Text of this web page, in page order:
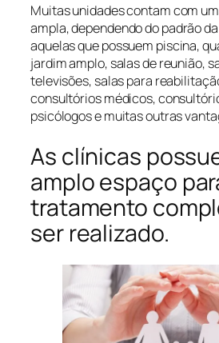
Muitas unidades contam com
ampla, dependendo do padrão
aquelas que possuem piscina,
jardim amplo, salas de reunião,
televisões, salas para
consultórios médicos,
psicólogos e muitas outras
As clínicas
amplo espaço
tratamento
ser realizado.